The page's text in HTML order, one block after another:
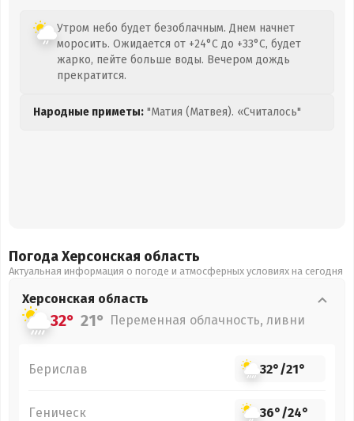
Утром небо будет безоблачным. Днем начнет
моросить. Ожидается от +24°C до +33°C, будет
жарко, пейте больше воды. Вечером дождь
прекратится.
Народные приметы: "Матия (Матвея). «Считалось"
Погода Херсонская область
Актуальная информация о погоде и атмосферных условиях на сегодня
Херсонская область
32° 21° Переменная облачность, ливни
Берислав 32°/21°
Геническ 36°/24°